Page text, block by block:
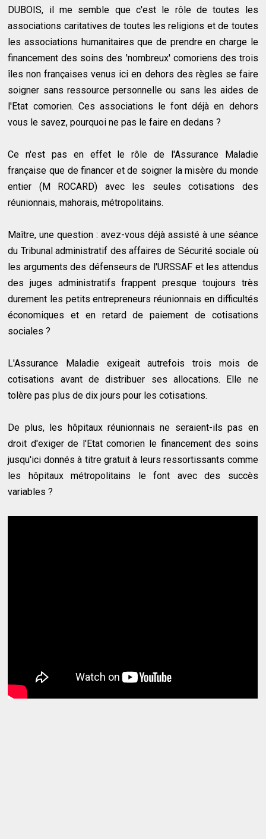
DUBOIS, il me semble que c'est le rôle de toutes les
associations caritatives de toutes les religions et de toutes
les associations humanitaires que de prendre en charge le
financement des soins des 'nombreux' comoriens des trois
îles non françaises venus ici en dehors des règles se faire
soigner sans ressource personnelle ou sans les aides de
l'Etat comorien. Ces associations le font déjà en dehors
vous le savez, pourquoi ne pas le faire en dedans ?
Ce n'est pas en effet le rôle de l'Assurance Maladie
française que de financer et de soigner la misère du monde
entier (M ROCARD) avec les seules cotisations des
réunionnais, mahorais, métropolitains.
Maître, une question : avez-vous déjà assisté à une séance
du Tribunal administratif des affaires de Sécurité sociale où
les arguments des défenseurs de l'URSSAF et les attendus
des juges administratifs frappent presque toujours très
durement les petits entrepreneurs réunionnais en difficultés
économiques et en retard de paiement de cotisations
sociales ?
L'Assurance Maladie exigeait autrefois trois mois de
cotisations avant de distribuer ses allocations. Elle ne
tolère pas plus de dix jours pour les cotisations.
De plus, les hôpitaux réunionnais ne seraient-ils pas en
droit d'exiger de l'Etat comorien le financement des soins
jusqu'ici donnés à titre gratuit à leurs ressortissants comme
les hôpitaux métropolitains le font avec des succès
variables ?